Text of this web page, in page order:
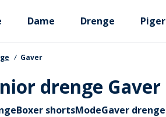
Dame Drenge Piger
Gaver
drenge Gaver
Boxer shortsModeGaver drenge